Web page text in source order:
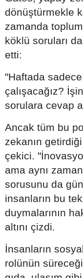
dönüştürmekle
zamanda
köklü soruları
etti:
"Haftada
çalışacağız?
sorulara cevap
Ancak tüm bu
zekanın
çekici.
ama aynı
sorusunu da
insanların bu
duymalarının
altını çizdi.
İnsanların
rolünün